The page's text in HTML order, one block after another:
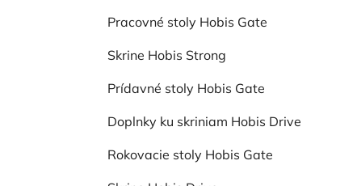
Pracovné stoly Hobis Gate
Skrine Hobis Strong
Prídavné stoly Hobis Gate
Doplnky ku skriniam Hobis Drive
Rokovacie stoly Hobis Gate